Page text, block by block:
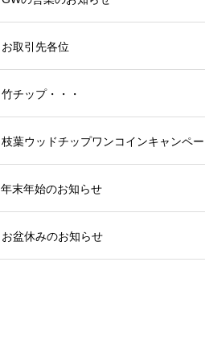
お取引先各位
竹チップ・・・
枝葉ウッドチップワンコインキャンペ
年末年始のお知らせ
お盆休みのお知らせ